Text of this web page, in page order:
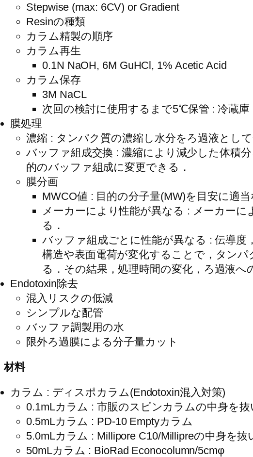
Stepwise (max: 6CV) or Gradient
Resinの種類
カラム精製の順序
カラム再生
0.1N NaOH, 6M GuHCl, 1% Acetic Acid
カラム保存
3M NaCL
次回の検討に使用するまで5℃保管 : 冷蔵庫
膜処理
濃縮 : タンパク質の濃縮し水分をろ過液とし
バッファ組成交換 : 濃縮により減少した体積
的のバッファ組成に変更できる．
膜分画
MWCO値 : 目的の分子量(MW)を目安に適
メーカーにより性能が異なる : メーカー
る．
バッファ組成ごとに性能が異なる : 伝導
構造や表面電荷が変化することで，タン
る．その結果，処理時間の変化，ろ過液へ
Endotoxin除去
混入リスクの低減
シンプルな配管
バッファ調製用の水
限外ろ過膜による分子量カット
材料
カラム : ディスポカラム(Endotoxin混入対策)
0.1mLカラム : 市販のスピンカラムの中身を抜
0.5mLカラム : PD-10 Emptyカラム
5.0mLカラム : Millipore C10/Millipreの中身を抜
50mLカラム : BioRad Econocolumn/5cmφ